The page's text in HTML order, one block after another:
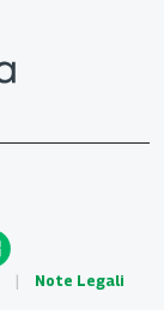
| Note Legali